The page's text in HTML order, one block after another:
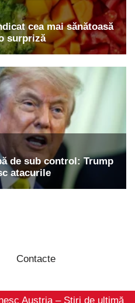
Contacte
Austria – Știri de ultimă